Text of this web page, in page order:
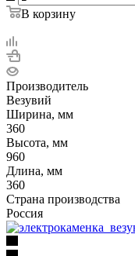
В корзину
Производитель
Везувий
Ширина, мм
360
Высота, мм
960
Длина, мм
360
Страна производства
Россия